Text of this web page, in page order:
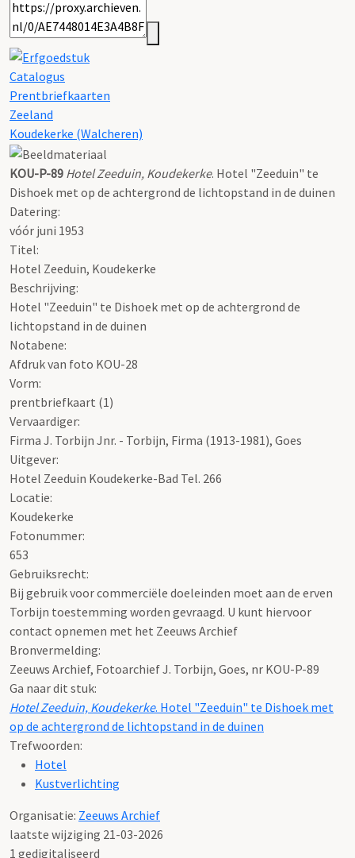
Catalogus
Prentbriefkaarten
Zeeland
Koudekerke (Walcheren)
KOU-P-89 Hotel Zeeduin, Koudekerke. Hotel "Zeeduin" te
Dishoek met op de achtergrond de lichtopstand in de duinen
Datering:
vóór juni 1953
Titel:
Hotel Zeeduin, Koudekerke
Beschrijving:
Hotel "Zeeduin" te Dishoek met op de achtergrond de
lichtopstand in de duinen
Notabene:
Afdruk van foto KOU-28
Vorm:
prentbriefkaart (1)
Vervaardiger:
Firma J. Torbijn Jnr. - Torbijn, Firma (1913-1981), Goes
Uitgever:
Hotel Zeeduin Koudekerke-Bad Tel. 266
Locatie:
Koudekerke
Fotonummer:
653
Gebruiksrecht:
Bij gebruik voor commerciële doeleinden moet aan de erven
Torbijn toestemming worden gevraagd. U kunt hiervoor
contact opnemen met het Zeeuws Archief
Bronvermelding:
Zeeuws Archief, Fotoarchief J. Torbijn, Goes, nr KOU-P-89
Ga naar dit stuk:
Hotel Zeeduin, Koudekerke. Hotel "Zeeduin" te Dishoek met
op de achtergrond de lichtopstand in de duinen
Trefwoorden:
Hotel
Kustverlichting
Organisatie: Zeeuws Archief
laatste wijziging 21-03-2026
1 gedigitaliseerd